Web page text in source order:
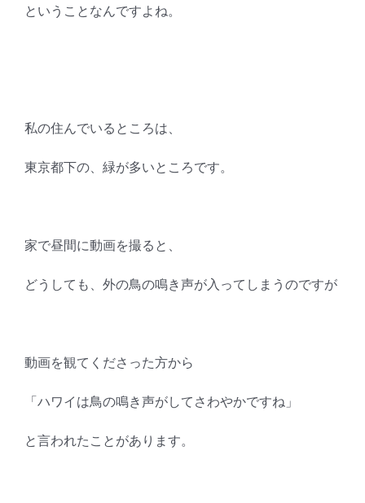
ということなんですよね。
私の住んでいるところは、
東京都下の、緑が多いところです。
家で昼間に動画を撮ると、
どうしても、外の鳥の鳴き声が入ってしまうのですが
動画を観てくださった方から
「ハワイは鳥の鳴き声がしてさわやかですね」
と言われたことがあります。